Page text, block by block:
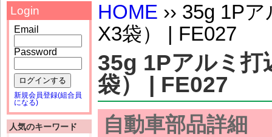
HOME ›› 35g 1P
X3袋） | FE027
35g 1Pアルミ打
袋） | FE027
自動車部品詳細
Login
Email
Password
ログインする
新規会員登録(組合員
になる)
人気のキーワード